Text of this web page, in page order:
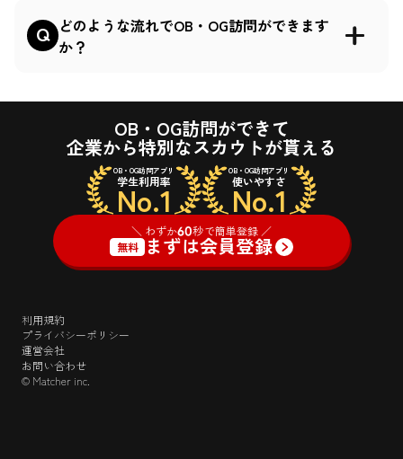
どのような流れでOB・OG訪問ができます
か？
OB・OG訪問ができて
企業から特別なスカウトが貰える
OB・OG訪問アプリ
学生利用率
No.1
OB・OG訪問アプリ
使いやすさ
No.1
＼ わずか60秒で簡単登録 ／
無料
まずは会員登録
© Matcher inc.
利用規約
プライバシーポリシー
運営会社
お問い合わせ